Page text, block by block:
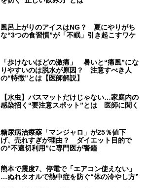
風呂上がりのアイスはNG？ 夏にやりがち
な“3つの食習慣”が「不眠」引き起こすワケ
「歩けないほどの激痛」 暑いと“痛風”にな
りやすいのは脱水が原因？ 注意すべき人
の“特徴”とは【医師解説】
【水虫】バスマットだけじゃない…家庭内の
感染招く“要注意スポット”とは 医師に聞く
糖尿病治療薬「マンジャロ」が25％値下
げ、売れすぎが理由？ ダイエット目的で
の“不適切利用”に専門医が警鐘
熊本で震度7、停電で「エアコン使えない」
…ぬれタオルで熱中症を防ぐ“体の冷やし方”